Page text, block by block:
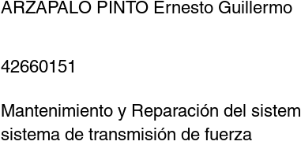
ARZAPALO PINTO Ernesto Guillermo
42660151
Mantenimiento y Reparación del
sistema de transmisión de fuerza